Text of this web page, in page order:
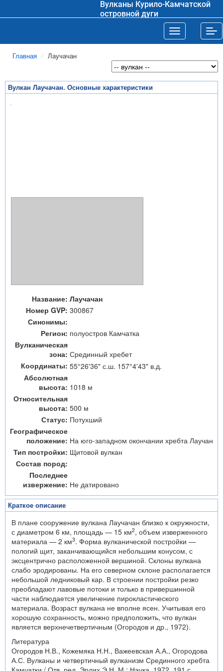
Вулканы Курило-Камчатской
островной дуги
Toggle
Главная Лаучачан
Вулкан Лаучачан. Основные характеристики
Название: Лаучачан
Номер GVP: 300867
Синонимы:
Регион: полуостров Камчатка
Вулканическая
зона: Срединный хребет
Координаты: 55°26'36" с.ш. 157°4'43" в.д.
Абсолютная
высота: 1018 м
Относительная
высота: 500 м
Статус: Потухший
Географическое
положение: На юго-западном окончании хребта Лаучан
Тип постройки: Щитовой вулкан
Состав пород:
Последнее
извержение: Не датировано
Краткое описание
В плане сооружение вулкана Лаучачан близко к окружности,
с диаметром 6 км, площадь — 15 км2, объем изверженного
материала — 2 км3. Форма вулканической постройки —
пологий щит, заканчивающийся небольшим конусом, с
эксцентрично расположенной вершиной. Склоны вулкана
слабо эродированы. На его северном склоне располагается
небольшой ледниковый кар. В строении постройки резко
преобладают лавовые потоки и только в привершинной
части наблюдается увеличение пирокластического
материала. Возраст вулкана не вполне ясен. Учитывая его
хорошую сохранность, можно предположить, что вулкан
является верхнечетвертичным (Огородов и др., 1972).
Литература
Огородов Н.В., Кожемяка Н.Н., Важеевская А.А., Огородова
А.С. Вулканы и четвертичный вулканизм Срединного хребта